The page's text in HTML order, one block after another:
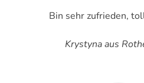
Bin sehr zufrieden,
Krystyna aus